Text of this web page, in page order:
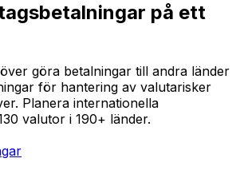
på ett
göra betalningar till andra länder
för hantering av valutarisker
Planera internationella
valutor i 190+ länder.